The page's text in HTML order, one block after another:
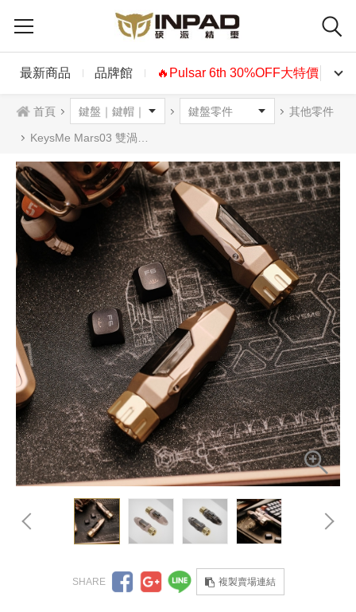
最新商品 品牌館 🔥Pulsar 6th 30%OFF大特價🔥
首頁 其他零件
KeysMe Mars03 雙渦輪合金火箭 舒壓小物 2入組
複製賣場連結